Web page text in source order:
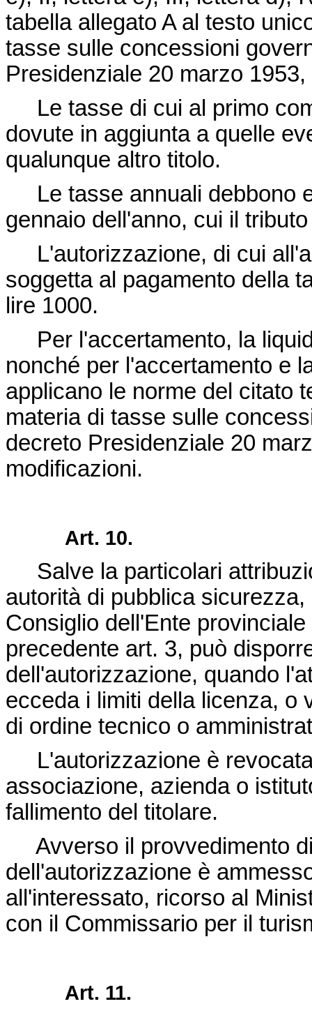
tabella allegato A al testo
tasse sulle concessioni
Presidenziale 20 marzo 1953,
Le tasse di cui al primo
dovute in aggiunta a quelle
qualunque altro titolo.
Le tasse annuali debbono
gennaio dell'anno, cui il
L'autorizzazione, di cui
soggetta al pagamento della
lire 1000.
Per l'accertamento, la
nonché per l'accertamento e
applicano le norme del citato
materia di tasse sulle
decreto Presidenziale 20
modificazioni.
Art. 10.
Salve la particolari
autorità di pubblica
Consiglio dell'Ente
precedente art. 3, può
dell'autorizzazione, quando
ecceda i limiti della licenza, o
di ordine tecnico o
L'autorizzazione è
associazione, azienda o
fallimento del titolare.
Avverso il provvedimento
dell'autorizzazione è
all'interessato, ricorso al
con il Commissario per il
Art. 11.